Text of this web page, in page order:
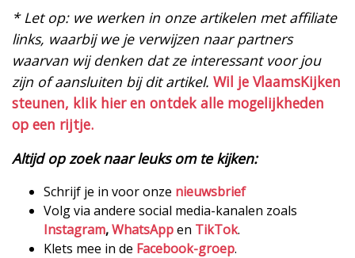
* Let op: we werken in onze artikelen met affiliate
links, waarbij we je verwijzen naar partners
waarvan wij denken dat ze interessant voor jou
zijn of aansluiten bij dit artikel. Wil je VlaamsKijken
steunen, klik hier en ontdek alle mogelijkheden
op een rijtje.
Altijd op zoek naar leuks om te kijken:
Schrijf je in voor onze nieuwsbrief
Volg via andere social media-kanalen zoals
Instagram,WhatsAppen TikTok.
Klets mee in de Facebook-groep.